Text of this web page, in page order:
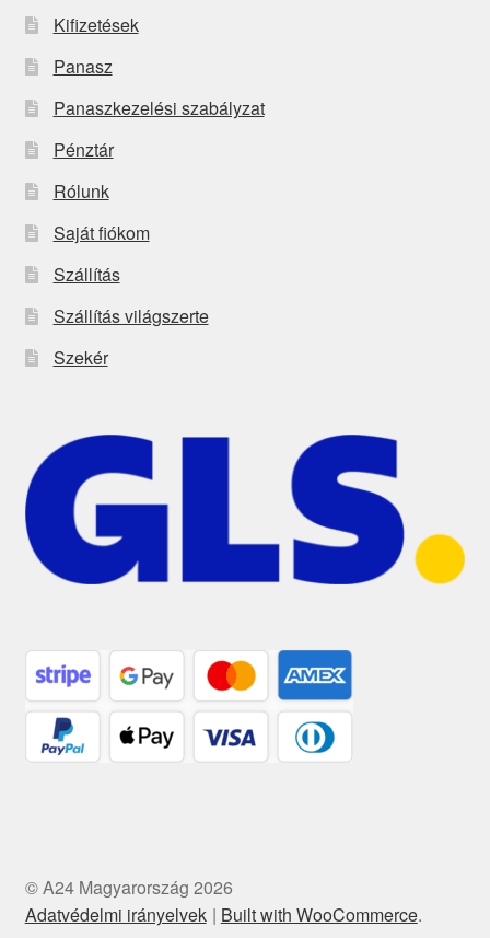
Kifizetések
Panasz
Panaszkezelési szabályzat
Pénztár
Rólunk
Saját fiókom
Szállítás
Szállítás világszerte
Szekér
© A24 Magyarország 2026
Adatvédelmi irányelvek
Built with WooCommerce.